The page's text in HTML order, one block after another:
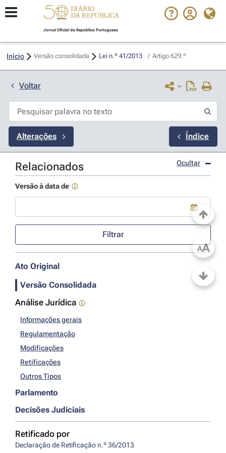
Jornal Oficial da República Portuguesa
Início Versão consolidada Lei n.º 41/2013 / Artigo 629.º
Voltar
Alterações Índice
Relacionados Ocultar
Versão à data de
Use a tecla de seta para baixo para abrir o calendário; Use as
Filtrar
Ato Original
Versão Consolidada
Análise Jurídica
Informações gerais
Regulamentação
Modificações
Retificações
Outros Tipos
Parlamento
Decisões Judiciais
Retificado por
Declaração de Retificação n.º 36/2013
AA